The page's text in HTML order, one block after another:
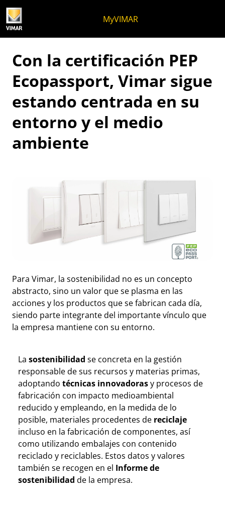
MyVIMAR
Con la certificación PEP
Ecopassport, Vimar sigue
estando centrada en su
entorno y el medio
ambiente
Para Vimar, la sostenibilidad no es un concepto
abstracto, sino un valor que se plasma en las
acciones y los productos que se fabrican cada día,
siendo parte integrante del importante vínculo que
la empresa mantiene con su entorno.
La sostenibilidad se concreta en la gestión
responsable de sus recursos y materias primas,
adoptando técnicas innovadorasy procesos de
fabricación con impacto medioambiental
reducido y empleando, en la medida de lo
posible, materiales procedentes de reciclaje
incluso en la fabricación de componentes, así
como utilizando embalajes con contenido
reciclado y reciclables. Estos datos y valores
también se recogen en el Informe de
sostenibilidad de la empresa.